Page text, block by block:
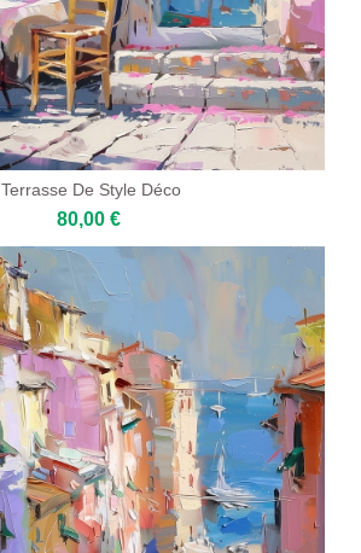
Terrasse De Style Déco
80,00 €